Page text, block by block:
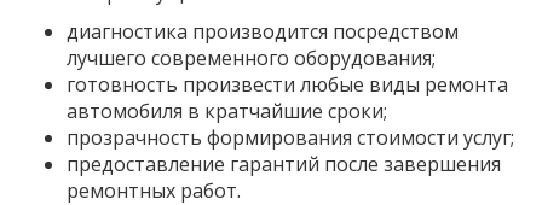
диагностика производится посредством
лучшего современного оборудования;
готовность произвести любые виды ремонта
автомобиля в кратчайшие сроки;
прозрачность формирования стоимости услуг;
предоставление гарантий после завершения
ремонтных работ.